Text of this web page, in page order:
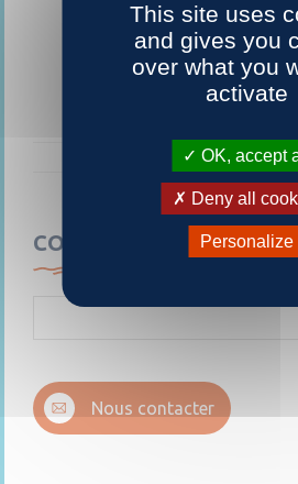
CONTACTEZ-NOUS
Nous contacter
This site uses
and gives you
over what you
activate
OK, accept
Deny all
Personalize